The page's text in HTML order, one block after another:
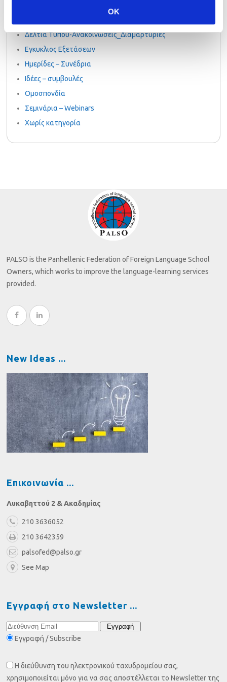
OK
Δελτία Τύπου-Ανακοινώσεις_Διαμαρτυρίες
Εγκυκλιος Εξετάσεων
Ημερίδες – Συνέδρια
Ιδέες – συμβουλές
Ομοσπονδία
Σεμινάρια – Webinars
Χωρίς κατηγορία
PALSO is the Panhellenic Federation of Foreign Language School
Owners, which works to improve the language-learning services
provided.
New Ideas
Επικοινωνία
Λυκαβηττού 2 & Ακαδημίας
210 3636052
210 3642359
palsofed@palso.gr
See Map
Εγγραφή στο Newsletter
Εγγραφή / Subscribe
Η διεύθυνση του ηλεκτρονικού ταχυδρομείου σας,
χρησιμοποιείται μόνο για να σας αποστέλλεται το Newsletter της